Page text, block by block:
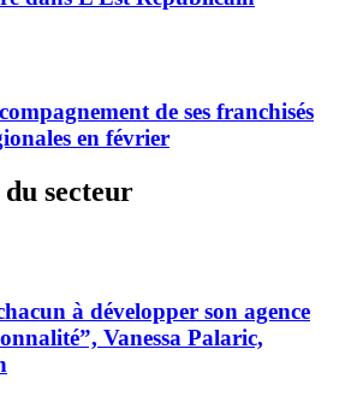
de ses franchisés
en février
secteur
à développer son agence
Vanessa Palaric,